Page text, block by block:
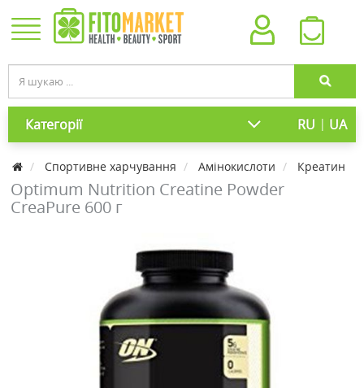
Категорії RU | UA
Cпортивне харчування Амінокислоти Креатин
Optimum Nutrition Creatine Powder
CreaPure 600 г